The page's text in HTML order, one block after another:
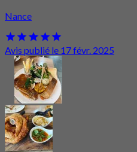
Nance
Avis publié le 17 févr. 2025